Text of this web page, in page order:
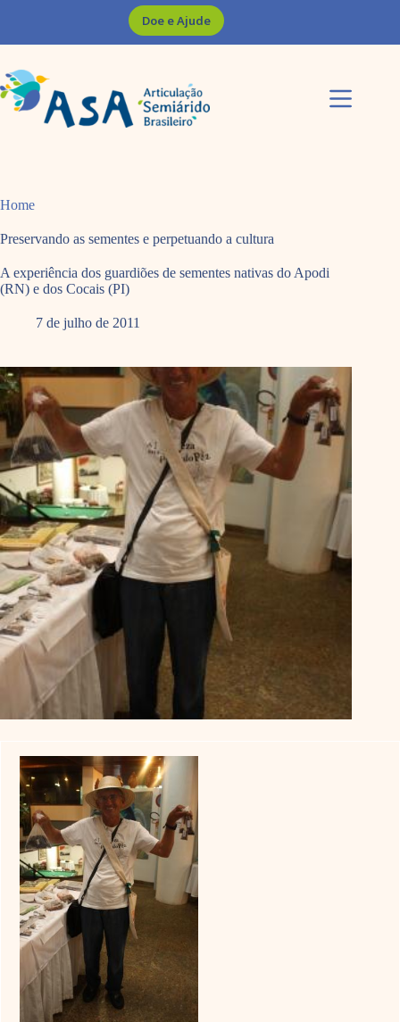
Doe e Ajude
Home
Preservando as sementes e perpetuando a cultura
A experiência dos guardiões de sementes nativas do Apodi
(RN) e dos Cocais (PI)
7 de julho de 2011